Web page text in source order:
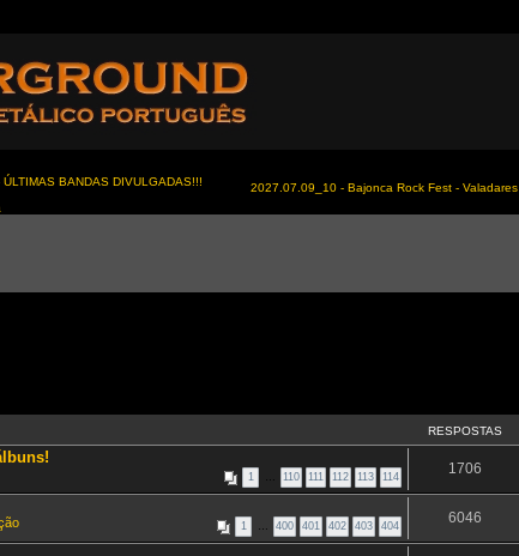
BANDAS DIVULGADAS!!!
2027.07.09_10 - Bajonca Rock Fest -
RESPOSTAS
1 110 111 112 113 114 1706
1 400 401 402 403 404 6046